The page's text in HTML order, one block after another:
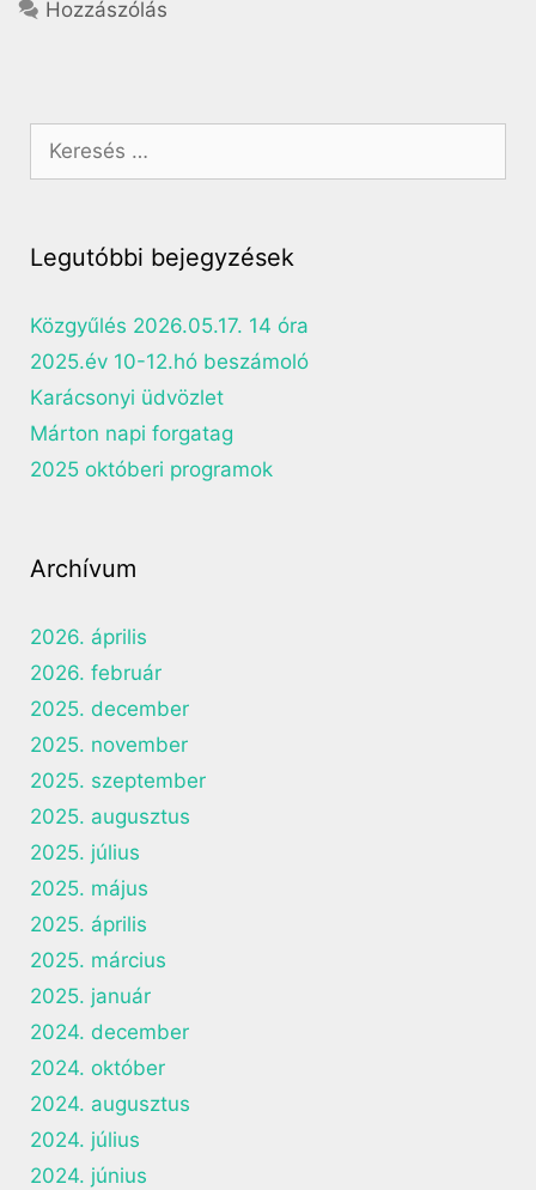
Hozzászólás
Legutóbbi bejegyzések
Közgyűlés 2026.05.17. 14 óra
2025.év 10-12.hó beszámoló
Karácsonyi üdvözlet
Márton napi forgatag
2025 októberi programok
Archívum
2026. április
2026. február
2025. december
2025. november
2025. szeptember
2025. augusztus
2025. július
2025. május
2025. április
2025. március
2025. január
2024. december
2024. október
2024. augusztus
2024. július
2024. június